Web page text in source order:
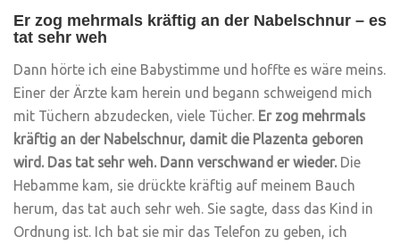
Er zog mehrmals kräftig an der Nabelschnur – es
tat sehr weh
Dann hörte ich eine Babystimme und hoffte es wäre meins.
Einer der Ärzte kam herein und begann schweigend mich
mit Tüchern abzudecken, viele Tücher. Er zog mehrmals
kräftig an der Nabelschnur, damit die Plazenta geboren
wird. Das tat sehr weh. Dann verschwand er wieder. Die
Hebamme kam, sie drückte kräftig auf meinem Bauch
herum, das tat auch sehr weh. Sie sagte, dass das Kind in
Ordnung ist. Ich bat sie mir das Telefon zu geben, ich